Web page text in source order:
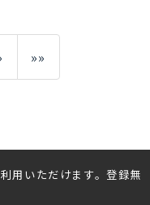
)
アイクオーレ)
»»
用いただけます。登録無